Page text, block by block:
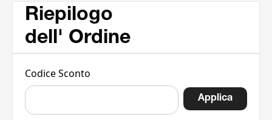
Riepilogo
dell' Ordine
Codice Sconto
Applica